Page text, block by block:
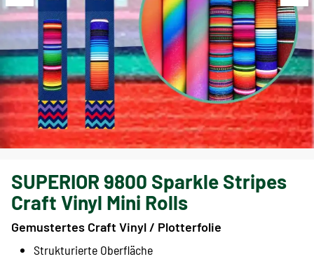
SUPERIOR 9800 Sparkle Stripes
Craft Vinyl Mini Rolls
Gemustertes Craft Vinyl / Plotterfolie
Strukturierte Oberfläche